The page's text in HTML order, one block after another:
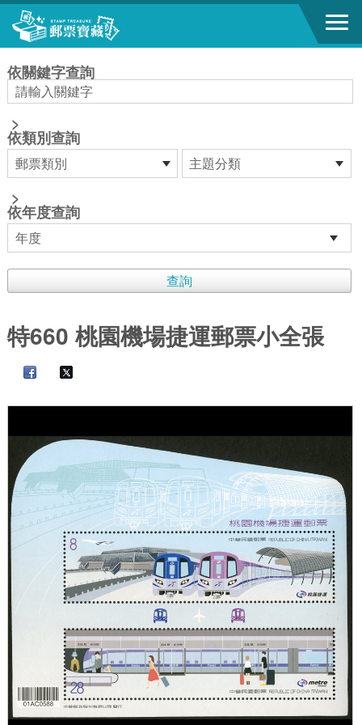
跳到主要內容區塊
依關鍵字查詢
>
依類別查詢
>
依年度查詢
特660 桃園機場捷運郵票小全張